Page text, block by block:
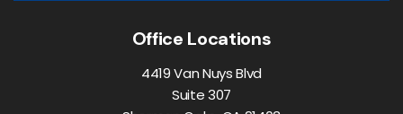
Office Locations
4419 Van Nuys Blvd
Suite 307